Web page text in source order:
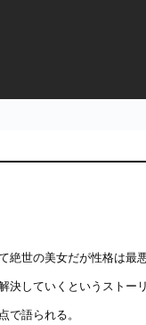
絶世の美女だが性格は最
決していくというストー
で語られる。